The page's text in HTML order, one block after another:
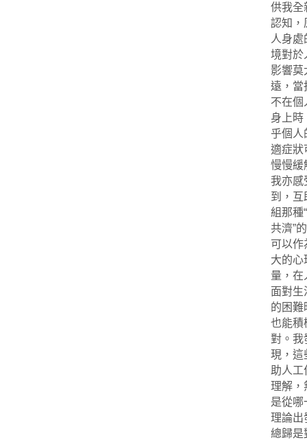
供我全
認知，
人身處
境對於
影響莫
遠，當
不在個
身上時
乎個人
適症狀
慢慢緩
我亦感
到，互
組那種
共濟”
可以作
大的心
量，在
面對生
的困難
也能積
對。我
現，這
助人工
理解，
是從哪
理論出
總歸是